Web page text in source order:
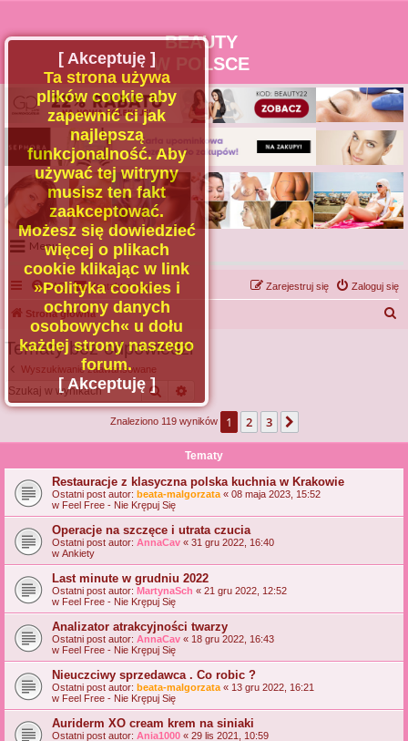
BEAUTY
W POLSCE
Menu
Portal
Facebook
Regulamin
Zapytaj administratora
Kontakt
FAQ Kontakt z nami Zaloguj się
Zarejestruj się
Strona główna
Tematy bez odpowiedzi
Wyszukiwanie zaawansowane
Szukaj
Znaleziono 119 wyników 1 2 3
Tematy
Restauracje z klasyczna polska kuchnia w Krakowie
Ostatni post autor: beata-malgorzata « 08 maja 2023, 15:52
w Feel Free - Nie Krępuj Się
Operacje na szczęce i utrata czucia
Ostatni post autor: AnnaCav « 31 gru 2022, 16:40
w Ankiety
Last minute w grudniu 2022
Ostatni post autor: MartynaSch « 21 gru 2022, 12:52
w Feel Free - Nie Krępuj Się
Analizator atrakcyjności twarzy
Ostatni post autor: AnnaCav « 18 gru 2022, 16:43
w Feel Free - Nie Krępuj Się
Nieuczciwy sprzedawca . Co robic ?
Ostatni post autor: beata-malgorzata « 13 gru 2022, 16:21
w Feel Free - Nie Krępuj Się
Auriderm XO cream krem na siniaki
Ostatni post autor: Ania1000 « 29 lis 2021, 10:59
[ Akceptuję ]
Ta strona używa
plików cookie aby
zapewnić ci jak
najlepszą
funkcjonalność. Aby
używać tej witryny
musisz ten fakt
zaakceptować.
Możesz się dowiedzieć
więcej o plikach
cookie klikając w link
»Polityka cookies i
ochrony danych
osobowych« u dołu
każdej strony naszego
forum.
[ Akceptuję ]